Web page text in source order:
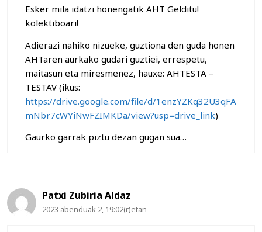
Esker mila idatzi honengatik AHT Gelditu!
kolektiboari!
Adierazi nahiko nizueke, guztiona den guda honen
AHTaren aurkako gudari guztiei, errespetu,
maitasun eta miresmenez, hauxe: AHTESTA –
TESTAV (ikus:
https://drive.google.com/file/d/1enzYZKq32U3qFA
mNbr7cWYiNwFZIMKDa/view?usp=drive_link)
Gaurko garrak piztu dezan gugan sua…
Patxi Zubiria Aldaz
2023 abenduak 2, 19:02(r)etan